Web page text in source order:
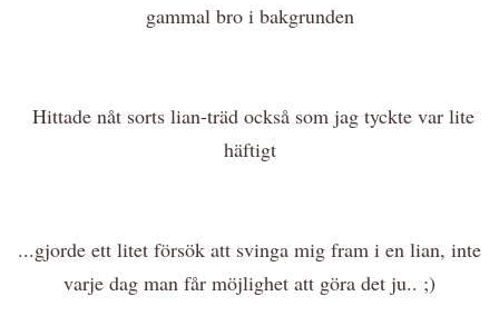
gammal bro i bakgrunden
Hittade nåt sorts lian-träd också som jag tyckte var lite
häftigt
...gjorde ett litet försök att svinga mig fram i en lian, inte
varje dag man får möjlighet att göra det ju.. ;)